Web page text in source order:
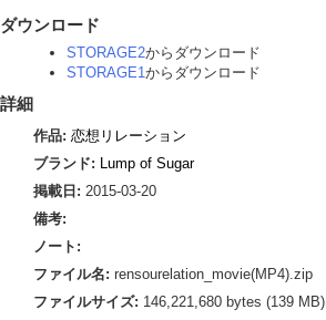
ダウンロード
STORAGE2からダウンロード
STORAGE1からダウンロード
詳細
作品: 恋想リレーション
ブランド: Lump of Sugar
掲載日: 2015-03-20
備考:
ノート:
ファイル名: rensourelation_movie(MP4).zip
ファイルサイズ: 146,221,680 bytes (139 MB)